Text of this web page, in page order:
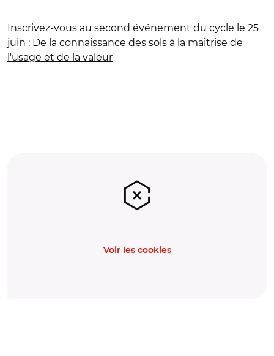
Inscrivez-vous au second événement du cycle le 25
juin : De la connaissance des sols à la maîtrise de
l'usage et de la valeur
Voir les cookies